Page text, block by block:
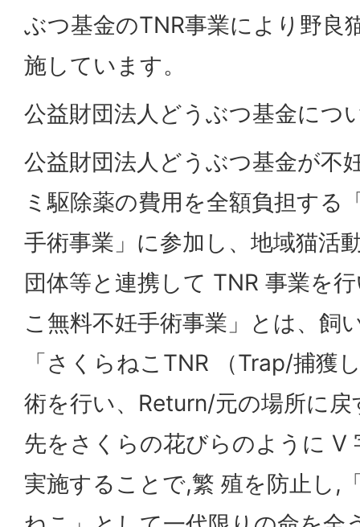
ぶつ基金のTNR事業により野良
施しています。
公益財団法人どうぶつ基金につ
公益財団法人どうぶつ基金が不
ミ駆除薬の費用を全額負担する
手術事業」に参加し、地域猫活
団体等と連携して TNR 事業を
こ無料不妊手術事業」とは、飼
「さくらねこTNR （Trap/捕獲
術を行い、Return/元の場所に
先をさくらの花びらのように V
実施することで,繁 殖を防止し,